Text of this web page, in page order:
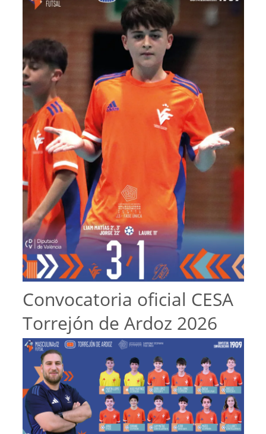
Convocatoria oficial CESA
Torrejón de Ardoz 2026